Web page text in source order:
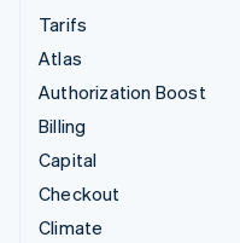
Tarifs
Atlas
Authorization Boost
Billing
Capital
Checkout
Climate